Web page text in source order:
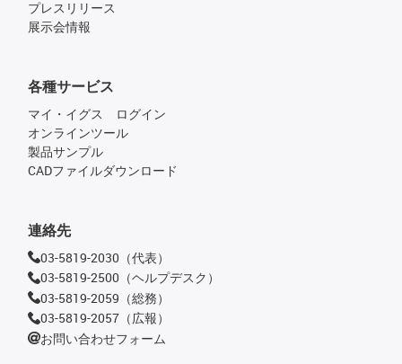
プレスリリース
展示会情報
各種サービス
マイ・イグス ログイン
オンラインツール
製品サンプル
CADファイルダウンロード
連絡先
03-5819-2030（代表）
03-5819-2500（ヘルプデスク）
03-5819-2059（総務）
03-5819-2057（広報）
お問い合わせフォーム